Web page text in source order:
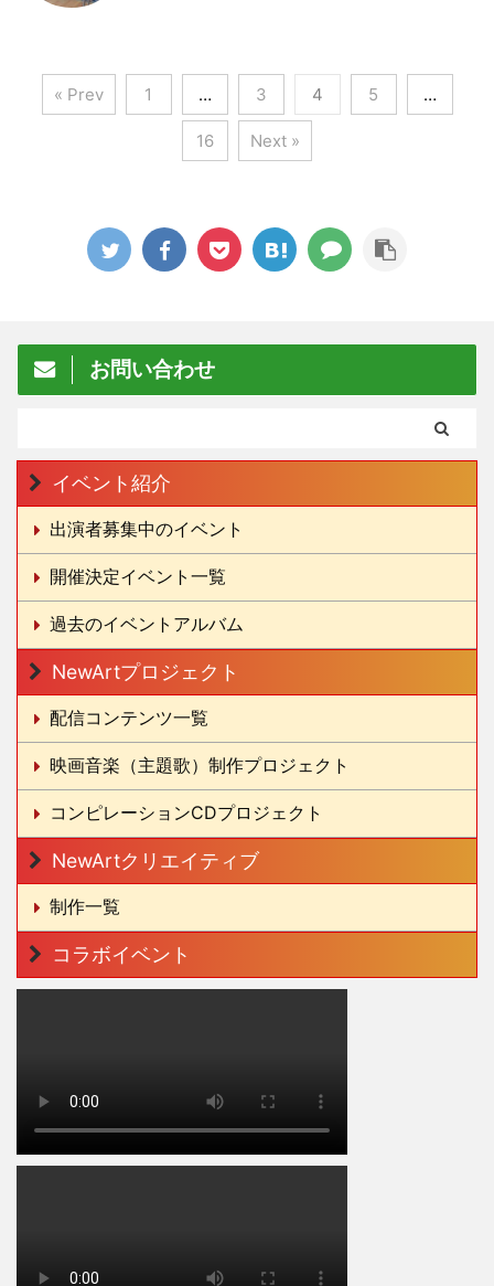
« Prev 1 … 3 4 5 …
16 Next »
お問い合わせ
イベント紹介
出演者募集中のイベント
開催決定イベント一覧
過去のイベントアルバム
NewArtプロジェクト
配信コンテンツ一覧
映画音楽（主題歌）制作プロジェクト
コンピレーションCDプロジェクト
NewArtクリエイティブ
制作一覧
コラボイベント